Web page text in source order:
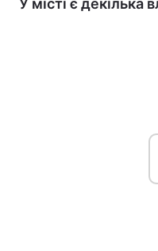
У місті є декілька